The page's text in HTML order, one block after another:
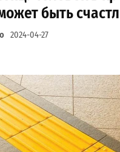
быть
2024-04-27